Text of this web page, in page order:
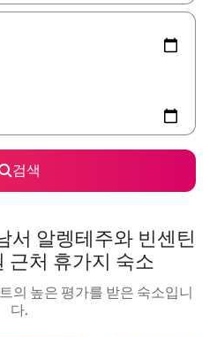
검색
서 알렝테주와 빈센틴
근처 휴가지 숙소
의 높은 평가를 받은 숙소입니
다.